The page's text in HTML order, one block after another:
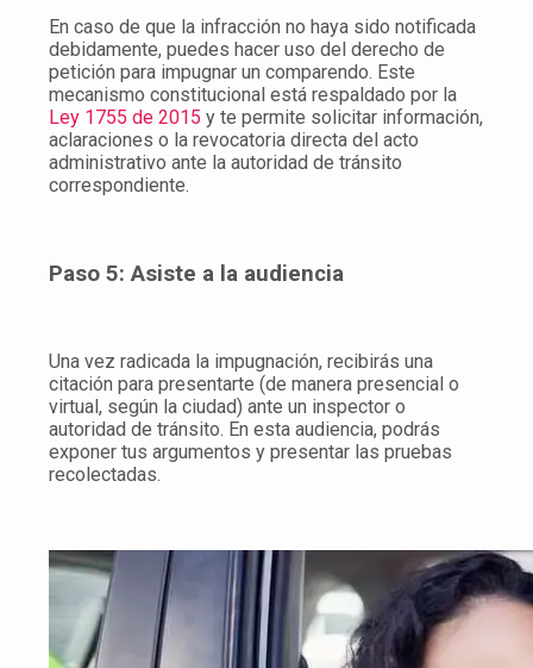
En caso de que la infracción no haya sido notificada
debidamente, puedes hacer uso del derecho de
petición para impugnar un comparendo. Este
mecanismo constitucional está respaldado por la
Ley 1755 de 2015 y te permite solicitar información,
aclaraciones o la revocatoria directa del acto
administrativo ante la autoridad de tránsito
correspondiente.
Paso 5: Asiste a la audiencia
Una vez radicada la impugnación, recibirás una
citación para presentarte (de manera presencial o
virtual, según la ciudad) ante un inspector o
autoridad de tránsito. En esta audiencia, podrás
exponer tus argumentos y presentar las pruebas
recolectadas.